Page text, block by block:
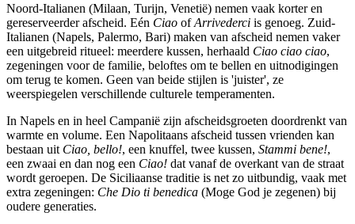
Noord-Italianen (Milaan, Turijn, Venetië) nemen vaak korter en
gereserveerder afscheid. Eén Ciao ofArrivederci is genoeg. Zuid-
Italianen (Napels, Palermo, Bari) maken van afscheid nemen vaker
een uitgebreid ritueel: meerdere kussen, herhaald Ciao ciao ciao,
zegeningen voor de familie, beloftes om te bellen en uitnodigingen
om terug te komen. Geen van beide stijlen is 'juister', ze
weerspiegelen verschillende culturele temperamenten.
In Napels en in heel Campanië zijn afscheidsgroeten doordrenkt van
warmte en volume. Een Napolitaans afscheid tussen vrienden kan
bestaan uit Ciao, bello!, een knuffel, twee kussen, Stammi bene!,
een zwaai en dan nog een Ciao! dat vanaf de overkant van de straat
wordt geroepen. De Siciliaanse traditie is net zo uitbundig, vaak met
extra zegeningen: Che Dio ti benedica (Moge God je zegenen) bij
oudere generaties.